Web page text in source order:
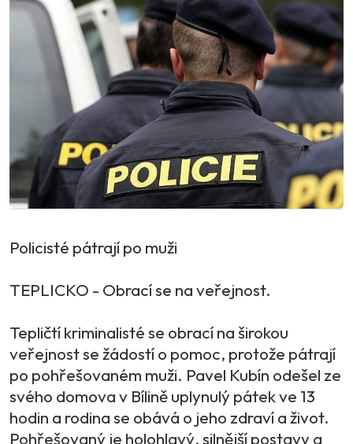
Policisté pátrají po muži
TEPLICKO - Obrací se na veřejnost.
Tepličtí kriminalisté se obrací na širokou
veřejnost se žádostí o pomoc, protože pátrají
po pohřešovaném muži. Pavel Kubín odešel ze
svého domova v Bílině uplynulý pátek ve 13
hodin a rodina se obává o jeho zdraví a život.
Pohřešovaný je holohlavý, silnější postavy a